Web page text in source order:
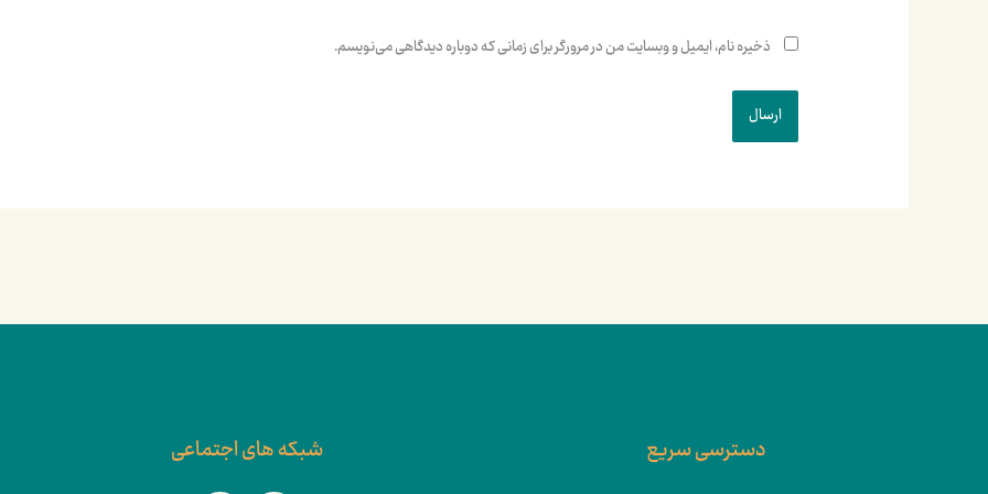
ذخیره نام، ایمیل و وبسایت من در مرورگر برای زمانی که دوباره دیدگاهی می‌نویسم.
دسترسی سریع شبکه های اجتماعی